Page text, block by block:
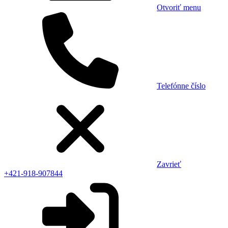
Otvoriť menu
Telefónne číslo
Zavrieť
+421-918-907844